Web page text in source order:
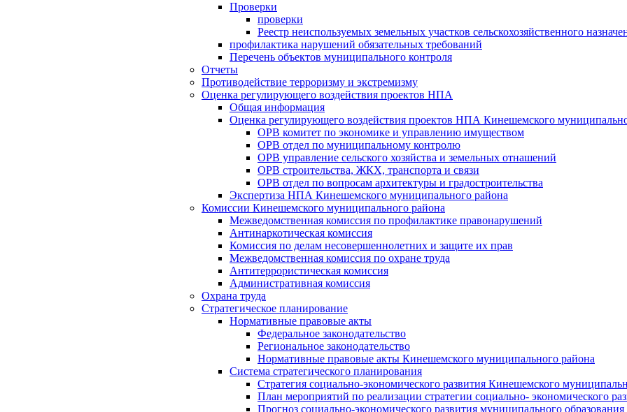
Проверки
проверки
Реестр неиспользуемых земельных участков сельскохозяйственного
профилактика нарушений обязательных требований
Перечень объектов муниципального контроля
Отчеты
Противодействие терроризму и экстремизму
Оценка регулирующего воздействия проектов НПА
Общая информация
Оценка регулирующего воздействия проектов НПА Кинешемского
ОРВ комитет по экономике и управлению имуществом
ОРВ отдел по муниципальному контролю
ОРВ управление сельского хозяйства и земельных отнашений
ОРВ строительства, ЖКХ, транспорта и связи
ОРВ отдел по вопросам архитектуры и градостроительства
Экспертиза НПА Кинешемского муниципального района
Комиссии Кинешемского муниципального района
Межведомственная комиссия по профилактике правонарушений
Антинаркотическая комиссия
Комиссия по делам несовершеннолетних и защите их прав
Межведомственная комиссия по охране труда
Антитеррористическая комиссия
Административная комиссия
Охрана труда
Стратегическое планирование
Нормативные правовые акты
Федеральное законодательство
Региональное законодательство
Нормативные правовые акты Кинешемского муниципального района
Система стратегического планирования
Стратегия социально-экономического развития Кинешемского
План мероприятий по реализации стратегии социально- экономического
Прогноз социально-экономического развития муниципального